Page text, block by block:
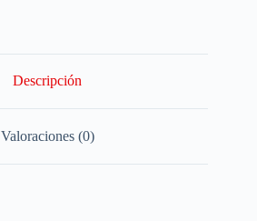
Descripción
Valoraciones (0)